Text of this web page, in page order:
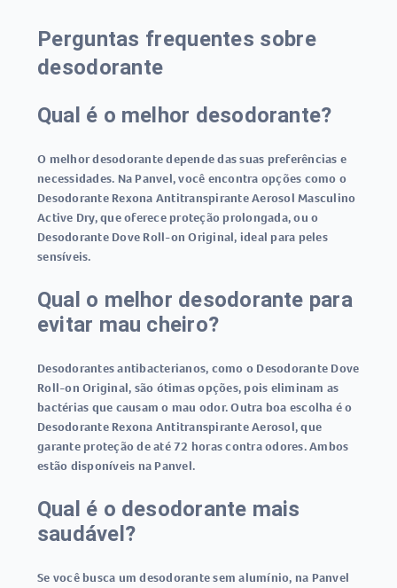
Perguntas frequentes sobre
desodorante
Qual é o melhor desodorante?
O melhor desodorante depende das suas preferências e
necessidades. Na Panvel, você encontra opções como o
Desodorante Rexona Antitranspirante Aerosol Masculino
Active Dry, que oferece proteção prolongada, ou o
Desodorante Dove Roll-on Original, ideal para peles
sensíveis.
Qual o melhor desodorante para
evitar mau cheiro?
Desodorantes antibacterianos, como o Desodorante Dove
Roll-on Original, são ótimas opções, pois eliminam as
bactérias que causam o mau odor. Outra boa escolha é o
Desodorante Rexona Antitranspirante Aerosol, que
garante proteção de até 72 horas contra odores. Ambos
estão disponíveis na Panvel.
Qual é o desodorante mais
saudável?
Se você busca um desodorante sem alumínio, na Panvel